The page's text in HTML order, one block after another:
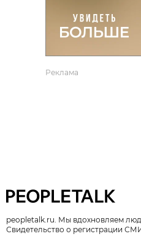
Реклама
peopletalk.ru. Мы вдохновляем
Свидетельство о регистрации